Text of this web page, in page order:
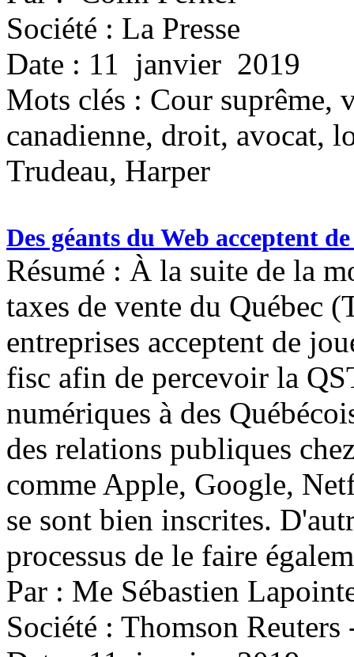
Société : La Presse
Date : 11 janvier 2019
Mots clés : Cour suprême,
canadienne, droit, avocat,
Trudeau, Harper
Des géants du Web acceptent
Résumé : À la suite de la
taxes de vente du Québec
entreprises acceptent de
fisc afin de percevoir la
numériques à des
des relations publiques
comme Apple, Google,
se sont bien inscrites.
processus de le faire
Par : Me Sébastien
Société : Thomson